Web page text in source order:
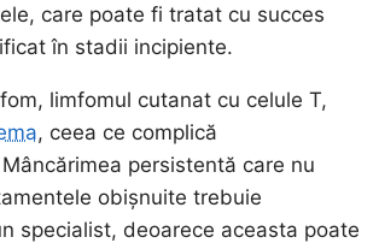
care poate fi tratat cu succes
în stadii incipiente.
limfomul cutanat cu celule T,
, ceea ce complică
persistentă care nu
obișnuite trebuie
specialist, deoarece aceasta poate